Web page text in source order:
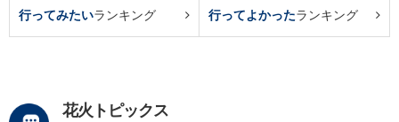
行ってみたいランキング 行ってよかったランキング
花火トピックス